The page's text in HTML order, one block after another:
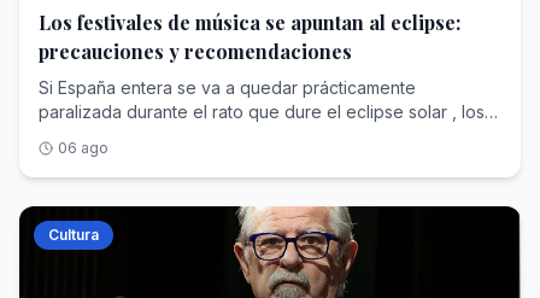
Los festivales de música se apuntan al eclipse:
precauciones y recomendaciones
Si España entera se va a quedar prácticamente
paralizada durante el rato que dure el eclipse solar , los
Los que ya llevan años organizándose han preparado
actividades especiales para la tarde del día señalado, el
próximo miércoles 12, pero además se han creado varios
ad hoc, que solo se celebrarán este año y tendrán el
baile del Sol y la Luna como principales
protagonistas.Uno de los que adaptan su edición al
06 ago
Cultura